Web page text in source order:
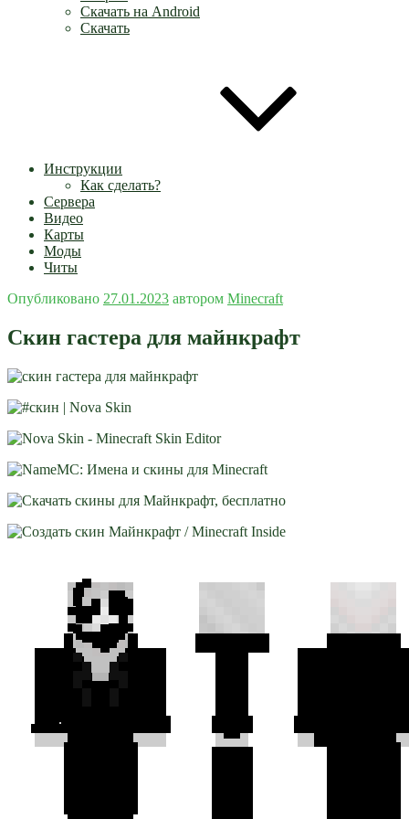
Скачать на Android
Скачать
Инструкции
Как сделать?
Сервера
Видео
Карты
Моды
Читы
Опубликовано 27.01.2023 автором Minecraft
Скин гастера для майнкрафт